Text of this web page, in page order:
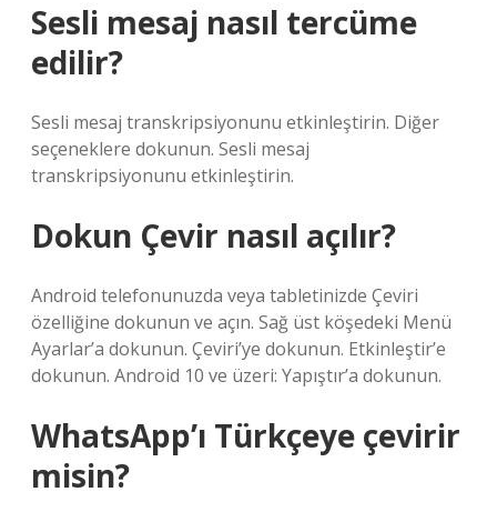
Sesli mesaj nasıl tercüme
edilir?
Sesli mesaj transkripsiyonunu etkinleştirin. Diğer
seçeneklere dokunun. Sesli mesaj
transkripsiyonunu etkinleştirin.
Dokun Çevir nasıl açılır?
Android telefonunuzda veya tabletinizde Çeviri
özelliğine dokunun ve açın. Sağ üst köşedeki Menü
Ayarlar’a dokunun. Çeviri’ye dokunun. Etkinleştir’e
dokunun. Android 10 ve üzeri: Yapıştır’a dokunun.
WhatsApp’ı Türkçeye çevirir
misin?